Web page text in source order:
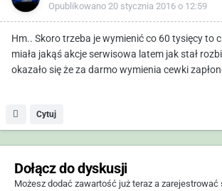
Opublikowano 20 stycznia 2016 o 12:59
Hm.. Skoro trzeba je wymienić co 60 tysięcy to
miała jakąś akcje serwisowa latem jak stał
okazało się że za darmo wymienia cewki
Cytuj
Dołącz do dyskusji
Możesz dodać zawartość już teraz a zarejestrować